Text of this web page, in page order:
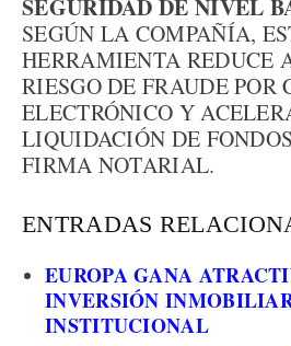
SEGURIDAD DE NIVEL
SEGÚN LA COMPAÑÍA,
HERRAMIENTA REDUCE
RIESGO DE FRAUDE POR
ELECTRÓNICO Y
LIQUIDACIÓN DE
FIRMA NOTARIAL.
ENTRADAS
EUROPA GANA
INVERSIÓN
INSTITUCIONAL